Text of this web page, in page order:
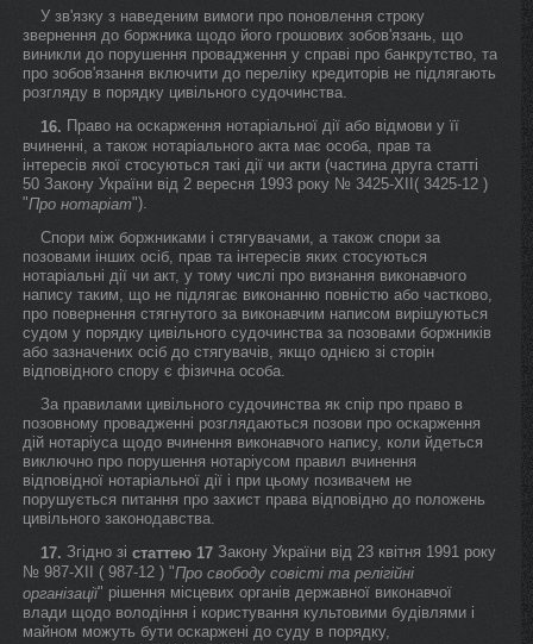
У зв'язку з наведеним вимоги про поновлення строку
звернення до боржника щодо його грошових зобов'язань, що
виникли до порушення провадження у справі про банкрутство, та
про зобов'язання включити до переліку кредиторів не підлягають
розгляду в порядку цивільного судочинства.
16. Право на оскарження нотаріальної дії або відмови у її
вчиненні, а також нотаріального акта має особа, прав та
інтересів якої стосуються такі дії чи акти (частина друга статті
50 Закону України від 2 вересня 1993 року № 3425-XII( 3425-12 )
"Про нотаріат").
Спори між боржниками і стягувачами, а також спори за
позовами інших осіб, прав та інтересів яких стосуються
нотаріальні дії чи акт, у тому числі про визнання виконавчого
напису таким, що не підлягає виконанню повністю або частково,
про повернення стягнутого за виконавчим написом вирішуються
судом у порядку цивільного судочинства за позовами боржників
або зазначених осіб до стягувачів, якщо однією зі сторін
відповідного спору є фізична особа.
За правилами цивільного судочинства як спір про право в
позовному провадженні розглядаються позови про оскарження
дій нотаріуса щодо вчинення виконавчого напису, коли йдеться
виключно про порушення нотаріусом правил вчинення
відповідної нотаріальної дії і при цьому позивачем не
порушується питання про захист права відповідно до положень
цивільного законодавства.
17. Згідно зі статтею 17 Закону України від 23 квітня 1991 року
№ 987-XII ( 987-12 ) "Про свободу совісті та релігійні
організації" рішення місцевих органів державної виконавчої
влади щодо володіння і користування культовими будівлями і
майном можуть бути оскаржені до суду в порядку,